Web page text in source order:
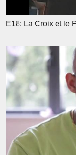
E18: La Croix et le